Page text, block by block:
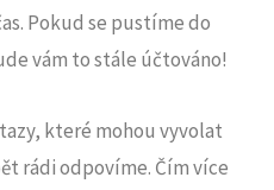
Pokud se pustíme do
vám to stále účtováno!
které mohou vyvolat
rádi odpovíme. Čím více